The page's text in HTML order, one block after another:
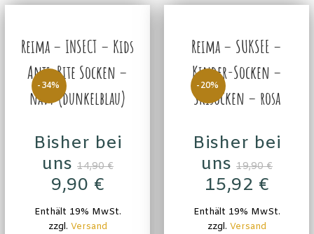
-34%
Reima – INSECT – Kids
Anti-Bite Socken –
navy (dunkelblau)
Bisher bei
uns 14,90€
9,90 €
Enthält 19% MwSt.
zzgl. Versand
-20%
Reima – SUKSEE –
Kinder-Socken –
Skisocken – rosa
Bisher bei
uns 19,90€
15,92 €
Enthält 19% MwSt.
zzgl. Versand